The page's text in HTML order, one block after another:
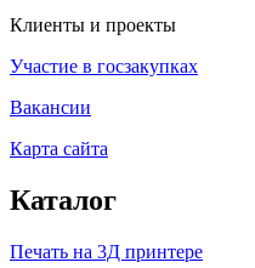
Клиенты и проекты
Участие в госзакупках
Вакансии
Карта сайта
Каталог
Печать на 3Д принтере